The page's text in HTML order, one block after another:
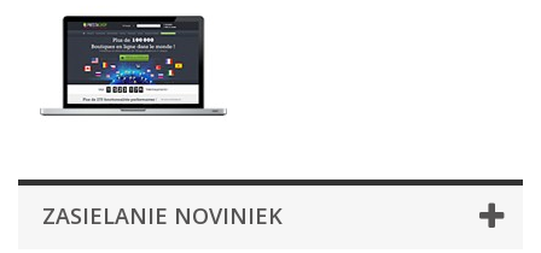
ZASIELANIE NOVINIEK